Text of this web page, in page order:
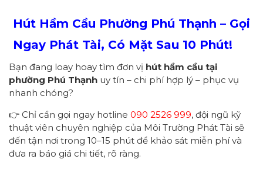
Hút Hầm Cầu Phường Phú Thạnh – Gọi
Ngay Phát Tài, Có Mặt Sau 10 Phút!
Bạn đang loay hoay tìm đơn vị hút hầm cầu tại
phường Phú Thạnh uy tín – chi phí hợp lý – phục vụ
nhanh chóng?
👉 Chỉ cần gọi ngay hotline 090 2526 999, đội ngũ kỹ
thuật viên chuyên nghiệp của Môi Trường Phát Tài sẽ
đến tận nơi trong 10–15 phút để khảo sát miễn phí và
đưa ra báo giá chi tiết, rõ ràng.